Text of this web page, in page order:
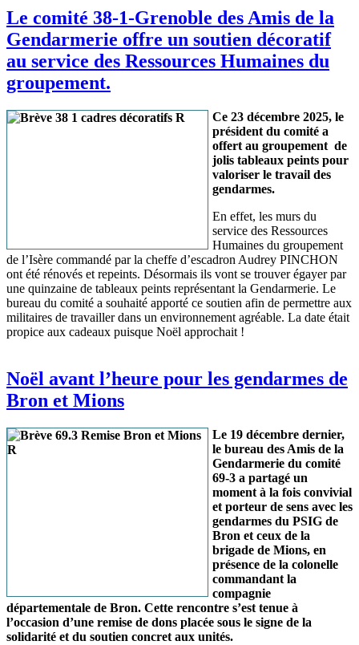
Le comité 38-1-Grenoble des Amis de la
Gendarmerie offre un soutien décoratif
au service des Ressources Humaines du
groupement.
Ce 23 décembre 2025, le
président du comité a
offert au groupement de
jolis tableaux peints pour
valoriser le travail des
gendarmes.
En effet, les murs du
service des Ressources
Humaines du groupement
de l’Isère commandé par la cheffe d’escadron Audrey PINCHON
ont été rénovés et repeints. Désormais ils vont se trouver égayer par
une quinzaine de tableaux peints représentant la Gendarmerie. Le
bureau du comité a souhaité apporté ce soutien afin de permettre aux
militaires de travailler dans un environnement agréable. La date était
propice aux cadeaux puisque Noël approchait !
Noël avant l’heure pour les gendarmes de
Bron et Mions
Le 19 décembre dernier,
le bureau des Amis de la
Gendarmerie du comité
69-3 a partagé un
moment à la fois convivial
et porteur de sens avec les
gendarmes du PSIG de
Bron et ceux de la
brigade de Mions, en
présence de la colonelle
commandant la
compagnie
départementale de Bron. Cette rencontre s’est tenue à
l’occasion d’une remise de dons placée sous le signe de la
solidarité et du soutien concret aux unités.